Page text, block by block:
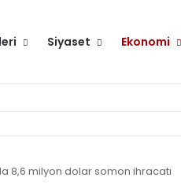
Siyaset Ekonomi
8,6 milyon dolar somon ihracatı